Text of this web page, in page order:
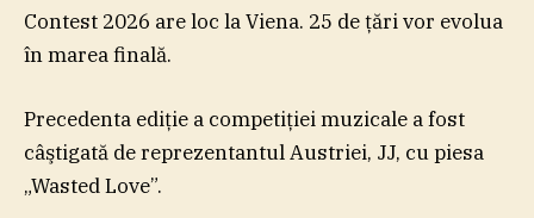
Contest 2026 are loc la Viena. 25 de ţări vor evolua
în marea finală.
Precedenta ediţie a competiţiei muzicale a fost
câştigată de reprezentantul Austriei, JJ, cu piesa
„Wasted Love”.